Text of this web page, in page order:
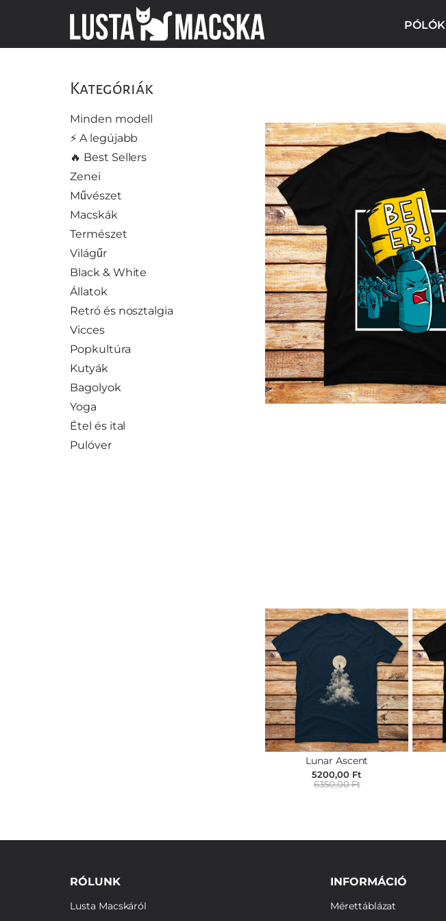
PÓLÓK
Kategóriák
Minden modell
⚡️ A legújabb
🔥 Best Sellers
Zenei
Művészet
Macskák
Természet
Világűr
Black & White
Állatok
Retró és nosztalgia
Vicces
Popkultúra
Kutyák
Bagolyok
Yoga
Étel és ital
Pulóver
Lunar Ascent
5200,00 Ft
6350,00 Ft
RÓLUNK
Lusta Macskáról
INFORMÁCIÓ
Mérettáblázat